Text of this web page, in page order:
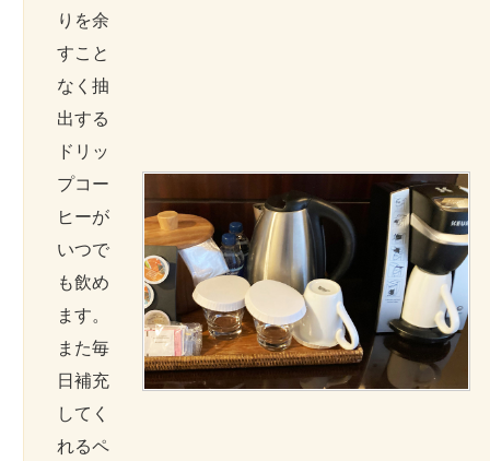
りを余
すこと
なく抽
出する
ドリッ
プコー
ヒーが
いつで
も飲め
ます。
また毎
日補充
してく
れるペ